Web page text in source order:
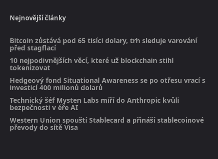
Nejnovější články
Bitcoin zůstává pod 65 tisíci dolary, trh sleduje varování
před stagflací
10 nejpodivnějších věcí, které už blockchain stihl
tokenizovat
Hedgeový fond Situational Awareness se po otřesu vrací s
investicí 400 milionů dolarů
Technický šéf Mysten Labs míří do Anthropic kvůli
bezpečnosti v éře AI
Western Union spouští Stablecard a přináší stablecoinové
převody do sítě Visa